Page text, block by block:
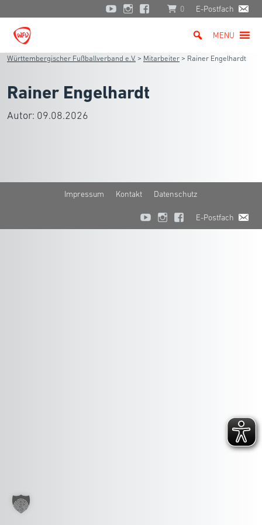
0 E-Postfach
MENU
Württembergischer Fußballverband e.V. > Mitarbeiter > Rainer Engelhardt
Rainer Engelhardt
Autor: 09.08.2026
Impressum Kontakt Datenschutz
E-Postfach